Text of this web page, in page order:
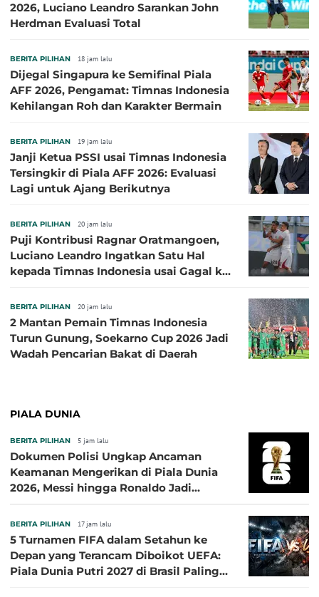
2026, Luciano Leandro Sarankan John
Herdman Evaluasi Total
BERITA PILIHAN 18 jam lalu
Dijegal Singapura ke Semifinal Piala
AFF 2026, Pengamat: Timnas Indonesia
Kehilangan Roh dan Karakter Bermain
BERITA PILIHAN 19 jam lalu
Janji Ketua PSSI usai Timnas Indonesia
Tersingkir di Piala AFF 2026: Evaluasi
Lagi untuk Ajang Berikutnya
BERITA PILIHAN 20 jam lalu
Puji Kontribusi Ragnar Oratmangoen,
Luciano Leandro Ingatkan Satu Hal
kepada Timnas Indonesia usai Gagal ke
BERITA PILIHAN 20 jam lalu
2 Mantan Pemain Timnas Indonesia
Turun Gunung, Soekarno Cup 2026 Jadi
Wadah Pencarian Bakat di Daerah
PIALA DUNIA
BERITA PILIHAN 5 jam lalu
Dokumen Polisi Ungkap Ancaman
Keamanan Mengerikan di Piala Dunia
2026, Messi hingga Ronaldo Jadi
BERITA PILIHAN 17 jam lalu
5 Turnamen FIFA dalam Setahun ke
Depan yang Terancam Diboikot UEFA:
Piala Dunia Putri 2027 di Brasil Paling